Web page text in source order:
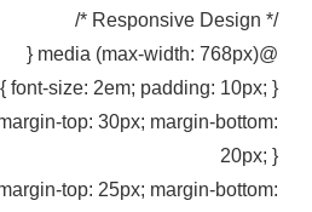
/* Responsive Design */
@media (max-width: 768px) {
font-size: 2em; padding: 10px; }
top: 30px; margin-bottom:
20px; }
top: 25px; margin-bottom: